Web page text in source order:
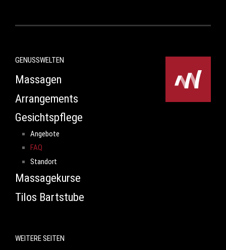
GENUSSWELTEN
Massagen
Arrangements
Gesichtspflege
Angebote
FAQ
Standort
Massagekurse
Tilos Bartstube
WEITERE SEITEN